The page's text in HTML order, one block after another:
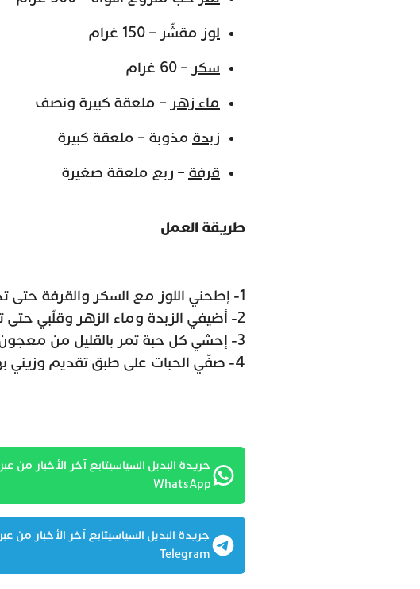
لوز مقشّر – 150 غرام
سكر – 60 غرام
ماء زهر – ملعقة كبيرة ونصف
زبدة مذوبة – ملعقة كبيرة
قرفة – ربع ملعقة صغيرة
طريقة العمل
1- إطحني اللوز مع السكر والقرفة حتى تحصلي على مزيج ناعم.
2- أضيفي الزبدة وماء الزهر وقلّبي حتى تتداخل المكونات وتحصلي على معجون لوز.
3- إحشي كل حبة تمر بالقليل من معجون اللوز.
4- صفّي الحبات على طبق تقديم وزيني بها سفرتك.
جريدة البديل السياسيتابع آخر الأخبار من عبر
WhatsApp
جريدة البديل السياسيتابع آخر الأخبار من عبر
Telegram